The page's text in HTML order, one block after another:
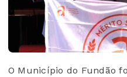
O Município do Fundão